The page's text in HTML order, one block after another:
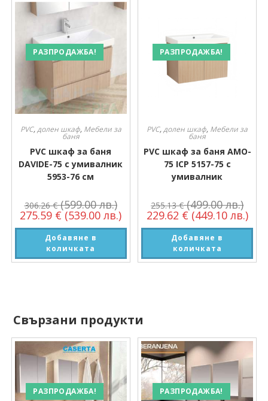
РАЗПРОДАЖБА!
PVC,долен шкаф, Мебели за
баня
PVC шкаф за баня
DAVIDE-75 с умивалник
5953-76 см
306.26€ (599.00 лв.)
275.59 € (539.00 лв.)
Добавяне в
количката
РАЗПРОДАЖБА!
PVC,долен шкаф, Мебели за
баня
PVC шкаф за баня AMO-
75 ICP 5157-75 с
умивалник
255.13€ (499.00 лв.)
229.62 € (449.10 лв.)
Добавяне в
количката
Свързани продукти
РАЗПРОДАЖБА! РАЗПРОДАЖБА!